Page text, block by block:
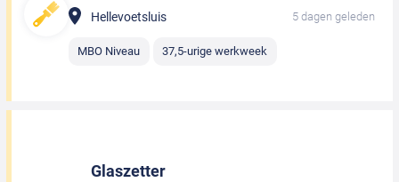
Hellevoetsluis 5 dagen geleden
MBO Niveau 37,5-urige werkweek
Glaszetter